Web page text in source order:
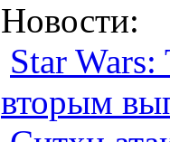
Новости:
Star
вторым